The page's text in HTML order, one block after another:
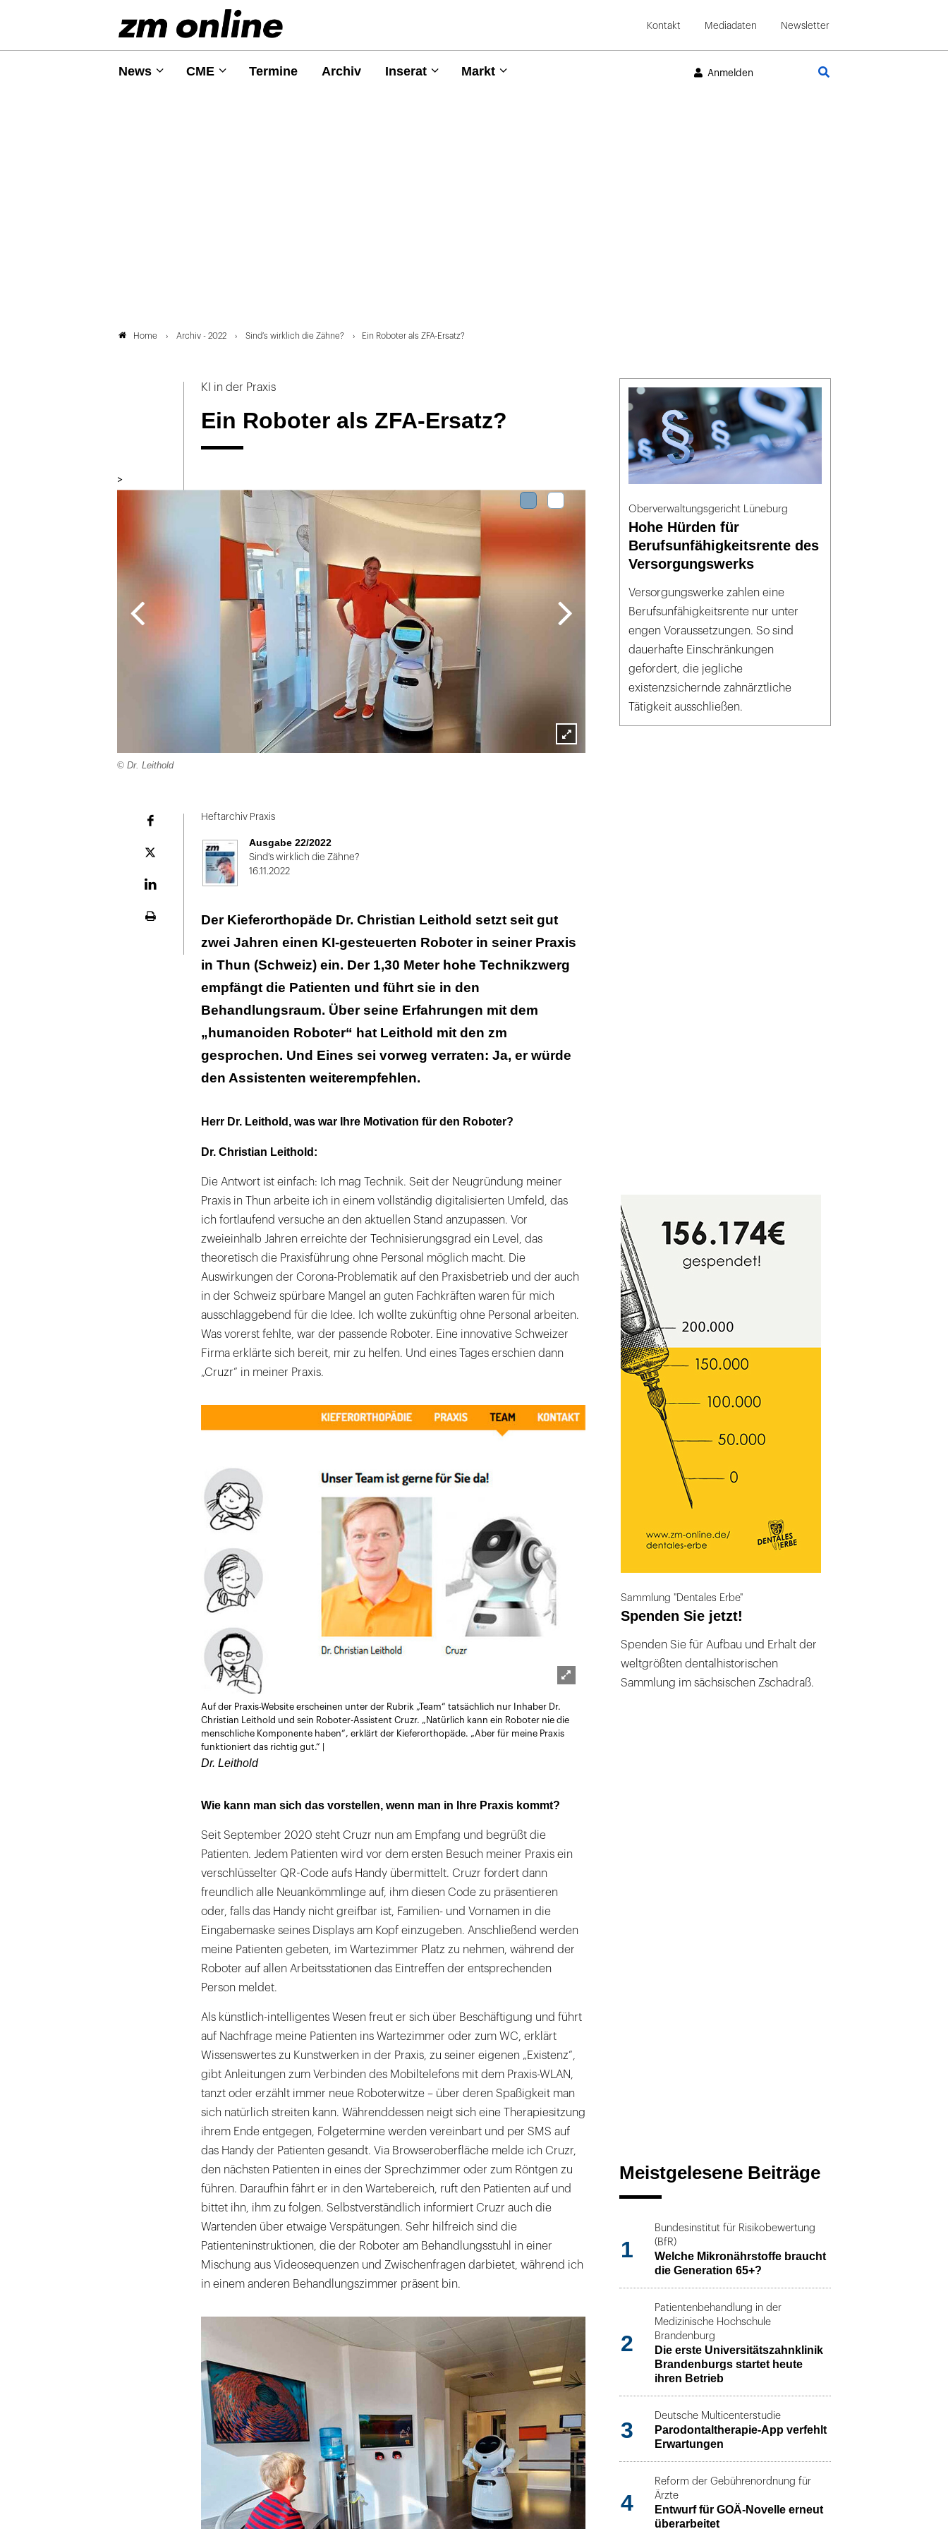
Kontakt Mediadaten Newsletter
News CME Termine Archiv Inserat Markt Anmelden
Home Archiv - 2022 Sind’s wirklich die Zähne? Ein Roboter als ZFA-Ersatz?
KI in der Praxis
Ein Roboter als ZFA-Ersatz?
>
Lightbox
© Dr. Leithold
Plattform
Heftarchiv Praxis
Ausgabe 22/2022
Sind’s wirklich die Zähne?
16.11.2022
Der Kieferorthopäde Dr. Christian Leithold setzt seit gut
zwei Jahren einen KI-gesteuerten Roboter in seiner Praxis
in Thun (Schweiz) ein. Der 1,30 Meter hohe Technikzwerg
empfängt die Patienten und führt sie in den
Behandlungsraum. Über seine Erfahrungen mit dem
„humanoiden Roboter“ hat Leithold mit den zm
gesprochen. Und Eines sei vorweg verraten: Ja, er würde
den Assistenten weiterempfehlen.
Herr Dr. Leithold, was war Ihre Motivation für den Roboter?
Dr. Christian Leithold:
Die Antwort ist einfach: Ich mag Technik. Seit der Neugründung meiner
Praxis in Thun arbeite ich in einem vollständig digitalisierten Umfeld, das
ich fortlaufend versuche an den aktuellen Stand anzupassen. Vor
zweieinhalb Jahren erreichte der Technisierungsgrad ein Level, das
theoretisch die Praxisführung ohne Personal möglich macht. Die
Auswirkungen der Corona-Problematik auf den Praxisbetrieb und der auch
in der Schweiz spürbare Mangel an guten Fachkräften waren für mich
ausschlaggebend für die Idee. Ich wollte zukünftig ohne Personal arbeiten.
Was vorerst fehlte, war der passende Roboter. Eine innovative Schweizer
Firma erklärte sich bereit, mir zu helfen. Und eines Tages erschien dann
„Cruzr“ in meiner Praxis.
Auf der Praxis-Website erscheinen unter der Rubrik „Team“ tatsächlich nur Inhaber Dr.
Christian Leithold und sein Roboter-Assistent Cruzr. „Natürlich kann ein Roboter nie die
menschliche Komponente haben“, erklärt der Kieferorthopäde. „Aber für meine Praxis
funktioniert das richtig gut.“ |
Dr. Leithold
Wie kann man sich das vorstellen, wenn man in Ihre Praxis kommt?
Seit September 2020 steht Cruzr nun am Empfang und begrüßt die
Patienten. Jedem Patienten wird vor dem ersten Besuch meiner Praxis ein
verschlüsselter QR-Code aufs Handy übermittelt. Cruzr fordert dann
freundlich alle Neuankömmlinge auf, ihm diesen Code zu präsentieren
oder, falls das Handy nicht greifbar ist, Familien- und Vornamen in die
Eingabemaske seines Displays am Kopf einzugeben. Anschließend werden
meine Patienten gebeten, im Wartezimmer Platz zu nehmen, während der
Roboter auf allen Arbeitsstationen das Eintreffen der entsprechenden
Person meldet.
Als künstlich-intelligentes Wesen freut er sich über Beschäftigung und führt
auf Nachfrage meine Patienten ins Wartezimmer oder zum WC, erklärt
Wissenswertes zu Kunstwerken in der Praxis, zu seiner eigenen „Existenz“,
gibt Anleitungen zum Verbinden des Mobiltelefons mit dem Praxis-WLAN,
tanzt oder erzählt immer neue Roboterwitze – über deren Spaßigkeit man
sich natürlich streiten kann. Währenddessen neigt sich eine Therapiesitzung
ihrem Ende entgegen, Folgetermine werden vereinbart und per SMS auf
das Handy der Patienten gesandt. Via Browseroberfläche melde ich Cruzr,
den nächsten Patienten in eines der Sprechzimmer oder zum Röntgen zu
führen. Daraufhin fährt er in den Wartebereich, ruft den Patienten auf und
bittet ihn, ihm zu folgen. Selbstverständlich informiert Cruzr auch die
Wartenden über etwaige Verspätungen. Sehr hilfreich sind die
Patienteninstruktionen, die der Roboter am Behandlungsstuhl in einer
Mischung aus Videosequenzen und Zwischenfragen darbietet, während ich
in einem anderen Behandlungszimmer präsent bin.
Oberverwaltungsgericht Lüneburg
Hohe Hürden für
Berufsunfähigkeitsrente des
Versorgungswerks
Versorgungswerke zahlen eine
Berufsunfähigkeitsrente nur unter
engen Voraussetzungen. So sind
dauerhafte Einschränkungen
gefordert, die jegliche
existenzsichernde zahnärztliche
Tätigkeit ausschließen.
Sammlung "Dentales Erbe"
Spenden Sie jetzt!
Spenden Sie für Aufbau und Erhalt der
weltgrößten dentalhistorischen
Sammlung im sächsischen Zschadraß.
Meistgelesene Beiträge
1
Bundesinstitut für Risikobewertung
(BfR)
Welche Mikronährstoffe braucht
die Generation 65+?
2
Patientenbehandlung in der
Medizinische Hochschule
Brandenburg
Die erste Universitätszahnklinik
Brandenburgs startet heute
ihren Betrieb
3
Deutsche Multicenterstudie
Parodontaltherapie-App verfehlt
Erwartungen
4
Reform der Gebührenordnung für
Ärzte
Entwurf für GOÄ-Novelle erneut
überarbeitet